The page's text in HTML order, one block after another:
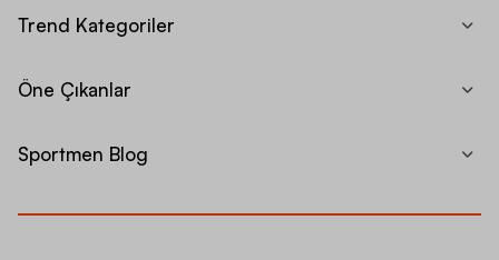
Trend Kategoriler
Öne Çıkanlar
Sportmen Blog